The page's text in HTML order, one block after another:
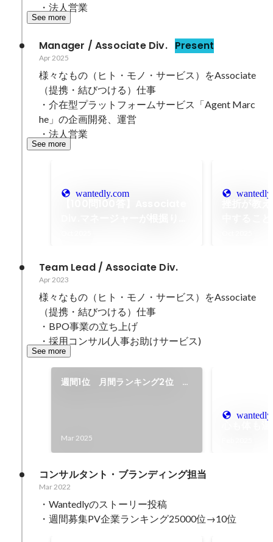
・法人営業
See more
Manager / Associate Div. Present
Apr 2025
様々なもの（ヒト・モノ・サービス）をAssociate
（提携・結びつける）仕事
・介在型プラットフォームサービス「Agent Marc
he」の企画開発、運営
・法人営業
See more
wantedly.com
Team Lead / Associate Div.
Apr 2023
様々なもの（ヒト・モノ・サービス）をAssociate
（提携・結びつける）仕事
・BPO事業の立ち上げ
・採用コンサル(人事お助けサービス)
See more
週間1位 月間ランキング2位 獲
Mar 2025
コンサルタント・ブランディング担当
Mar 2022
・Wantedlyのストーリー投稿
・週間募集PV企業ランキング25000位→10位